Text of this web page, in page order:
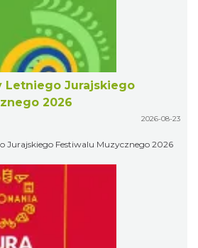
Letniego Jurajskiego
2026
2026-08-23
Jurajskiego Festiwalu Muzycznego 2026